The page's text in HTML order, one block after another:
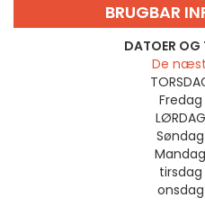
BRUGBAR
DATOER OG
De
Fredag
tirsdag
onsdag